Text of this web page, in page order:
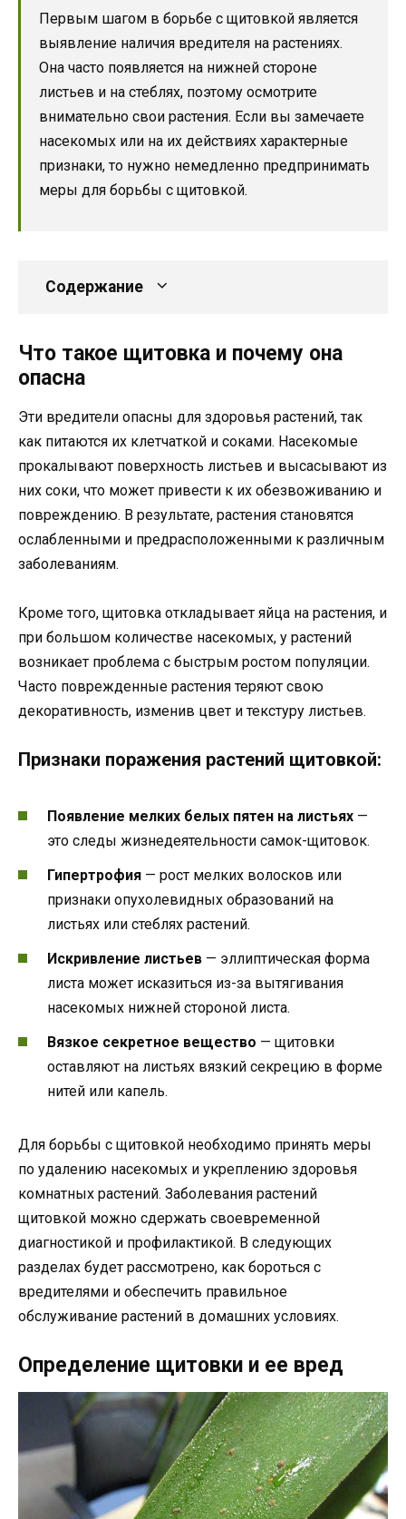
Первым шагом в борьбе с щитовкой является
выявление наличия вредителя на растениях.
Она часто появляется на нижней стороне
листьев и на стеблях, поэтому осмотрите
внимательно свои растения. Если вы замечаете
насекомых или на их действиях характерные
признаки, то нужно немедленно предпринимать
меры для борьбы с щитовкой.
Содержание
Что такое щитовка и почему она
опасна
Эти вредители опасны для здоровья растений, так
как питаются их клетчаткой и соками. Насекомые
прокалывают поверхность листьев и высасывают из
них соки, что может привести к их обезвоживанию и
повреждению. В результате, растения становятся
ослабленными и предрасположенными к различным
заболеваниям.
Кроме того, щитовка откладывает яйца на растения, и
при большом количестве насекомых, у растений
возникает проблема с быстрым ростом популяции.
Часто поврежденные растения теряют свою
декоративность, изменив цвет и текстуру листьев.
Признаки поражения растений щитовкой:
Появление мелких белых пятен на листьях —
это следы жизнедеятельности самок-щитовок.
Гипертрофия — рост мелких волосков или
признаки опухолевидных образований на
листьях или стеблях растений.
Искривление листьев — эллиптическая форма
листа может исказиться из-за вытягивания
насекомых нижней стороной листа.
Вязкое секретное вещество — щитовки
оставляют на листьях вязкий секрецию в форме
нитей или капель.
Для борьбы с щитовкой необходимо принять меры
по удалению насекомых и укреплению здоровья
комнатных растений. Заболевания растений
щитовкой можно сдержать своевременной
диагностикой и профилактикой. В следующих
разделах будет рассмотрено, как бороться с
вредителями и обеспечить правильное
обслуживание растений в домашних условиях.
Определение щитовки и ее вред